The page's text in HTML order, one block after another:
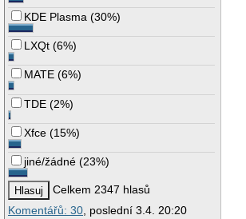
KDE Plasma (30%)
LXQt (6%)
MATE (6%)
TDE (2%)
Xfce (15%)
jiné/žádné (23%)
Celkem 2347 hlasů
Komentářů: 30 , poslední 3.4. 20:20